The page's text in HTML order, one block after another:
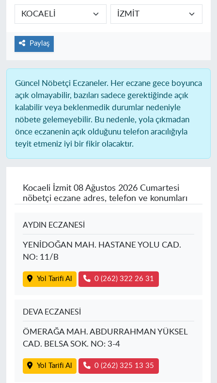
Paylaş
Güncel Nöbetçi Eczaneler. Her eczane gece boyunca
açık olmayabilir, bazıları sadece gerektiğinde açık
kalabilir veya beklenmedik durumlar nedeniyle
nöbete gelemeyebilir. Bu nedenle, yola çıkmadan
önce eczanenin açık olduğunu telefon aracılığıyla
teyit etmeniz iyi bir fikir olacaktır.
Kocaeli İzmit08 Ağustos 2026 Cumartesi
nöbetçi eczane adres, telefon ve konumları
AYDIN ECZANESİ
YENİDOĞAN MAH. HASTANE YOLU CAD.
NO: 11/B
Yol Tarifi Al 0 (262) 322 26 31
DEVA ECZANESİ
ÖMERAĞA MAH. ABDURRAHMAN YÜKSEL
CAD. BELSA SOK. NO: 3-4
Yol Tarifi Al 0 (262) 325 13 35